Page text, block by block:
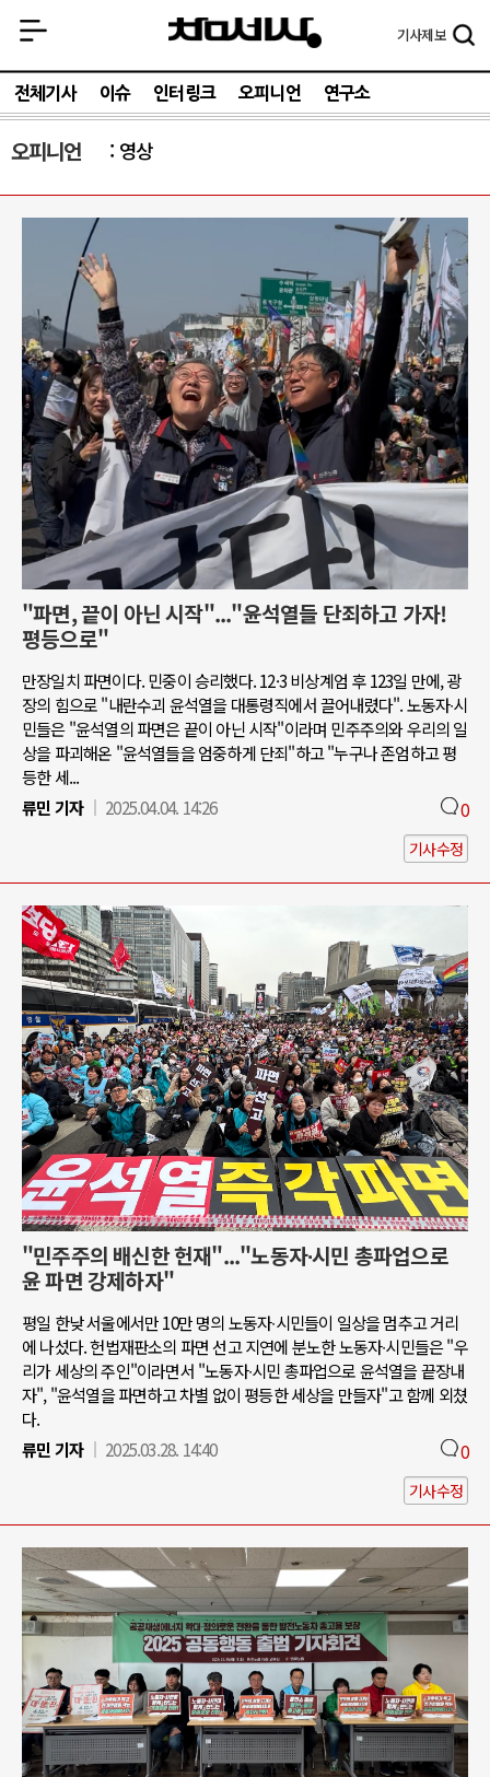
기사제보
전체기사 이슈 인터링크 오피니언 연구소
오피니언 영상
"파면, 끝이 아닌 시작"..."윤석열들 단죄하고 가자!
평등으로"
만장일치 파면이다. 민중이 승리했다. 12·3 비상계엄 후 123일 만에, 광
장의 힘으로 "내란수괴 윤석열을 대통령직에서 끌어내렸다". 노동자∙시
민들은 "윤석열의 파면은 끝이 아닌 시작"이라며 민주주의와 우리의 일
상을 파괴해온 "윤석열들을 엄중하게 단죄"하고 "누구나 존엄하고 평
등한 세...
류민 기자
2025.04.04. 14:26 0
기사수정
"민주주의 배신한 헌재"..."노동자∙시민 총파업으로
윤 파면 강제하자"
평일 한낮 서울에서만 10만 명의 노동자∙시민들이 일상을 멈추고 거리
에 나섰다. 헌법재판소의 파면 선고 지연에 분노한 노동자∙시민들은 "우
리가 세상의 주인"이라면서 "노동자∙시민 총파업으로 윤석열을 끝장내
자", "윤석열을 파면하고 차별 없이 평등한 세상을 만들자"고 함께 외쳤
다.
류민 기자
2025.03.28. 14:40 0
기사수정